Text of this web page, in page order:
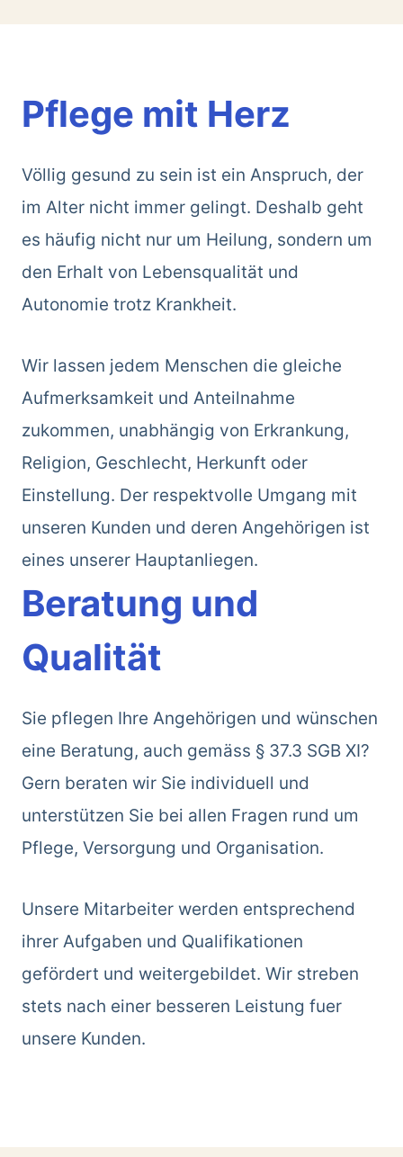
Pflege mit Herz
Völlig gesund zu sein ist ein Anspruch, der
im Alter nicht immer gelingt. Deshalb geht
es häufig nicht nur um Heilung, sondern um
den Erhalt von Lebensqualität und
Autonomie trotz Krankheit.
Wir lassen jedem Menschen die gleiche
Aufmerksamkeit und Anteilnahme
zukommen, unabhängig von Erkrankung,
Religion, Geschlecht, Herkunft oder
Einstellung. Der respektvolle Umgang mit
unseren Kunden und deren Angehörigen ist
eines unserer Hauptanliegen.
Beratung und
Qualität
Sie pflegen Ihre Angehörigen und wünschen
eine Beratung, auch gemäss § 37.3 SGB XI?
Gern beraten wir Sie individuell und
unterstützen Sie bei allen Fragen rund um
Pflege, Versorgung und Organisation.
Unsere Mitarbeiter werden entsprechend
ihrer Aufgaben und Qualifikationen
gefördert und weitergebildet. Wir streben
stets nach einer besseren Leistung fuer
unsere Kunden.